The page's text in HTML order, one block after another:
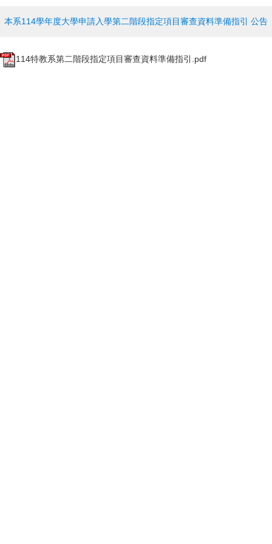
本系114學年度大學申請入學第二階段指定項目審查資料準備指引 公告
114特教系第二階段指定項目審查資料準備指引.pdf